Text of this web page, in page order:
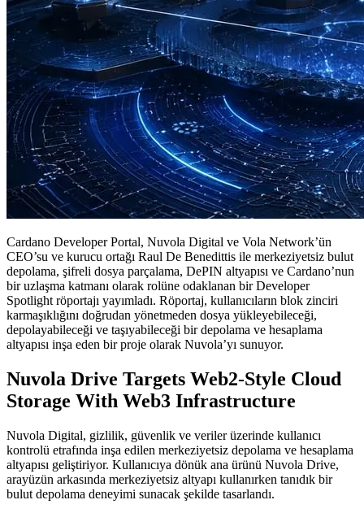
Cardano Developer Portal, Nuvola Digital ve Vola Network’ün
CEO’su ve kurucu ortağı Raul De Benedittis ile merkeziyetsiz bulut
depolama, şifreli dosya parçalama, DePIN altyapısı ve Cardano’nun
bir uzlaşma katmanı olarak rolüne odaklanan bir Developer
Spotlight röportajı yayımladı. Röportaj, kullanıcıların blok zinciri
karmaşıklığını doğrudan yönetmeden dosya yükleyebileceği,
depolayabileceği ve taşıyabileceği bir depolama ve hesaplama
altyapısı inşa eden bir proje olarak Nuvola’yı sunuyor.
Nuvola Drive Targets Web2-Style Cloud
Storage With Web3 Infrastructure
Nuvola Digital, gizlilik, güvenlik ve veriler üzerinde kullanıcı
kontrolü etrafında inşa edilen merkeziyetsiz depolama ve hesaplama
altyapısı geliştiriyor. Kullanıcıya dönük ana ürünü Nuvola Drive,
arayüzün arkasında merkeziyetsiz altyapı kullanırken tanıdık bir
bulut depolama deneyimi sunacak şekilde tasarlandı.